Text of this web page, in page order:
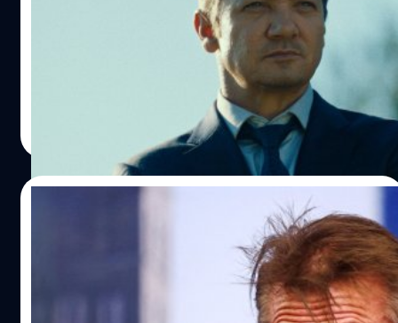
เจเรมี เรนเนอร์ (Jeremy Renner) เผยใจ หลังประสบอุบัติเหตุ
รถไถหิมะทับเฉียดตาย ทำให้เขารู้สึกไม่มีพลังรับบทบาท
เป็นโสดดีสุด ! Sean Penn เผยใจ รู้สึกตื่นเต้นที่
ได้เป็นคนโสด เพราะไม่อยากให้ความรักมา
เป็นโสดดีสุด! ฌอน เพนน์ (Sean Penn) รู้สึกตื่นเต้นที่จะได้